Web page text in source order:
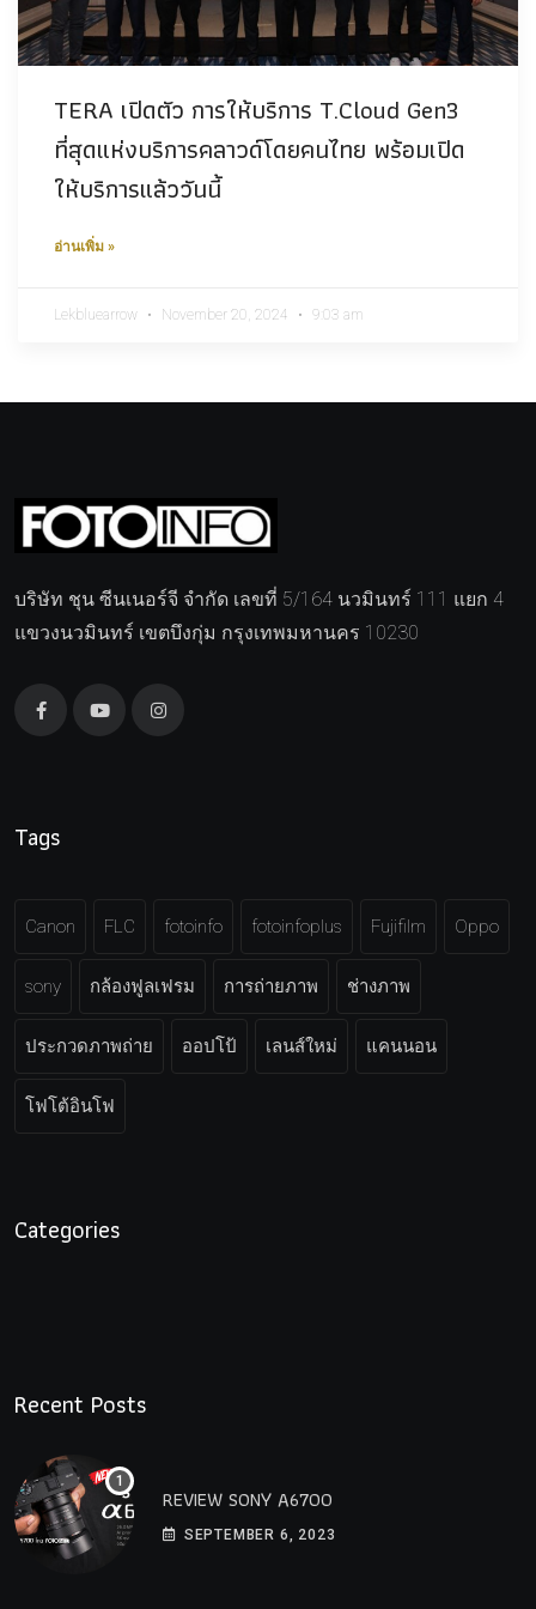
TERA เปิดตัว การให้บริการ T.Cloud Gen3
ที่สุดแห่งบริการคลาวด์โดยคนไทย พร้อมเปิด
ให้บริการแล้ววันนี้
อ่านเพิ่ม »
Lekbluearrow November 20, 2024 9:03 am
บริษัท ชุน ซีนเนอร์จี จำกัด เลขที่ 5/164 นวมินทร์ 111 แยก 4
แขวงนวมินทร์ เขตบึงกุ่ม กรุงเทพมหานคร 10230
Tags
Canon FLC fotoinfo fotoinfoplus Fujifilm Oppo
sony กล้องฟูลเฟรม การถ่ายภาพ ช่างภาพ
ประกวดภาพถ่าย ออปโป้ เลนส์ใหม่ แคนนอน
โฟโต้อินโฟ
Categories
Recent Posts
REVIEW SONY A6700
SEPTEMBER 6, 2023